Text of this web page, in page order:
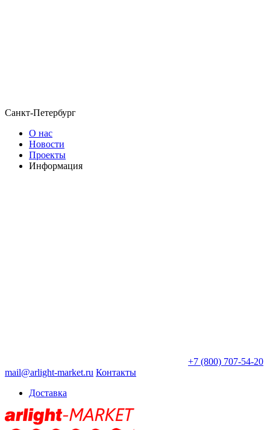
Санкт-Петербург
О нас
Новости
Проекты
Информация
+7 (800) 707-54-20
mail@arlight-market.ru Контакты
Доставка